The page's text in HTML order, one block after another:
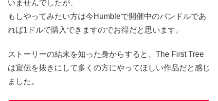
いませんでしたが、
もしやってみたい方は今Humbleで開催中のバンドルであ
れば1ドルで購入できますのでお得だと思います。
ストーリーの結末を知った身からすると、The First Tree
は宣伝を抜きにして多くの方にやってほしい作品だと感じ
ました。